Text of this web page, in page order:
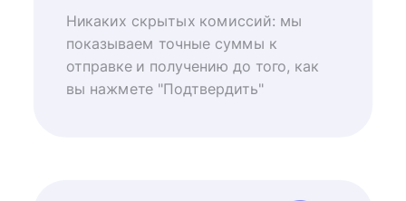
Никаких скрытых комиссий: мы
показываем точные суммы к
отправке и получению до того, как
вы нажмете "Подтвердить"